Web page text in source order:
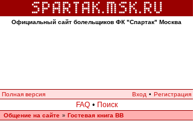
Официальный сайт болельщиков ФК "Спартак" Москва
Полная версия Вход • Регистрация
FAQ • Поиск
Общение на сайте » Гостевая книга ВВ